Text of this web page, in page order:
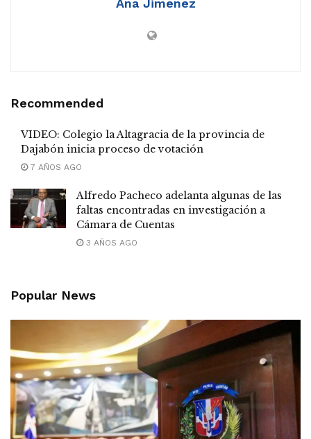
Ana Jimenez
Recommended
VIDEO: Colegio la Altagracia de la provincia de
Dajabón inicia proceso de votación
7 AÑOS AGO
Alfredo Pacheco adelanta algunas de las
faltas encontradas en investigación a
Cámara de Cuentas
3 AÑOS AGO
Popular News